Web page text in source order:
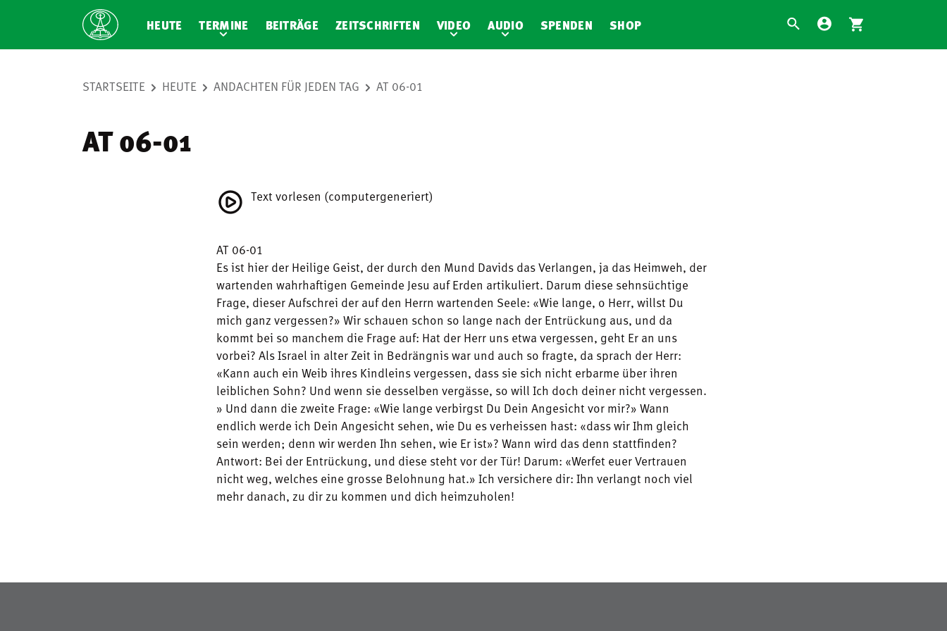
HEUTE TERMINE BEITRÄGE ZEITSCHRIFTEN VIDEO AUDIO SPENDEN SHOP
STARTSEITE HEUTE ANDACHTEN FÜR JEDEN TAG AT 06-01
AT 06-01
Text vorlesen (computergeneriert)
AT 06-01
Es ist hier der Heilige Geist, der durch den Mund Davids das Verlangen, ja das Heimweh, der
wartenden wahrhaftigen Gemeinde Jesu auf Erden artikuliert. Darum diese sehnsüchtige
Frage, dieser Aufschrei der auf den Herrn wartenden Seele: «Wie lange, o Herr, willst Du
mich ganz vergessen?» Wir schauen schon so lange nach der Entrückung aus, und da
kommt bei so manchem die Frage auf: Hat der Herr uns etwa vergessen, geht Er an uns
vorbei? Als Israel in alter Zeit in Bedrängnis war und auch so fragte, da sprach der Herr:
«Kann auch ein Weib ihres Kindleins vergessen, dass sie sich nicht erbarme über ihren
leiblichen Sohn? Und wenn sie desselben vergässe, so will Ich doch deiner nicht vergessen.
» Und dann die zweite Frage: «Wie lange verbirgst Du Dein Angesicht vor mir?» Wann
endlich werde ich Dein Angesicht sehen, wie Du es verheissen hast: «dass wir Ihm gleich
sein werden; denn wir werden Ihn sehen, wie Er ist»? Wann wird das denn stattfinden?
Antwort: Bei der Entrückung, und diese steht vor der Tür! Darum: «Werfet euer Vertrauen
nicht weg, welches eine grosse Belohnung hat.» Ich versichere dir: Ihn verlangt noch viel
mehr danach, zu dir zu kommen und dich heimzuholen!